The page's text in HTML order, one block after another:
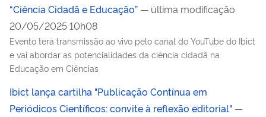
“Ciência Cidadã e Educação” — última modificação
20/05/2025 10h08
Evento terá transmissão ao vivo pelo canal do YouTube do Ibict
e vai abordar as potencialidades da ciência cidadã na
Educação em Ciências
Ibict lança cartilha "Publicação Contínua em
Periódicos Científicos: convite à reflexão editorial" —